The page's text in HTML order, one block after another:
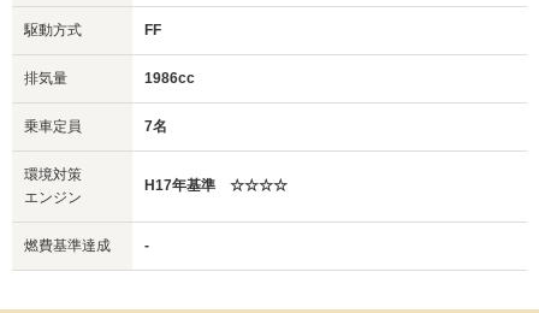
駆動方式 FF
排気量 1986cc
乗車定員 7名
環境対策
エンジン
H17年基準 ☆☆☆☆
燃費基準達成 -